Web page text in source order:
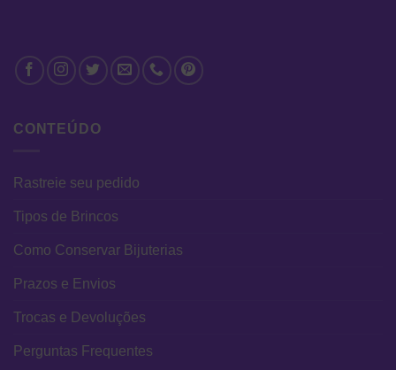
CONTEÚDO
Rastreie seu pedido
Tipos de Brincos
Como Conservar Bijuterias
Prazos e Envios
Trocas e Devoluções
Perguntas Frequentes